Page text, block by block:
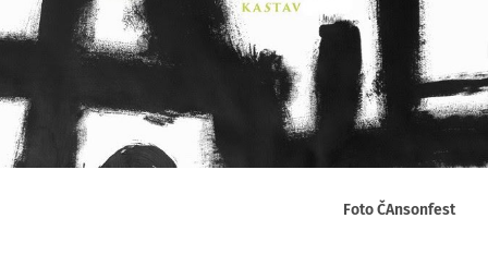
Foto ČAnsonfest